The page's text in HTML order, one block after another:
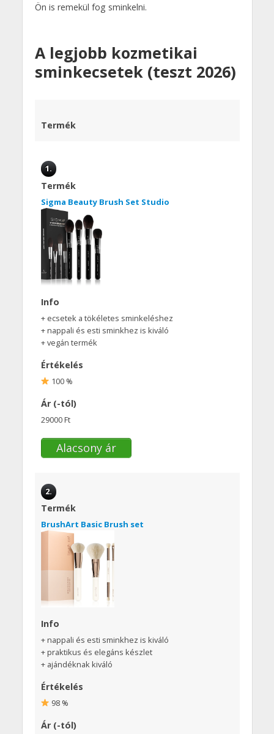
Ön is remekül fog sminkelni.
A legjobb kozmetikai
sminkecsetek (teszt 2026)
Termék
1.
Termék
Sigma Beauty Brush Set Studio
Info
+ ecsetek a tökéletes sminkeléshez
+ nappali és esti sminkhez is kiváló
+ vegán termék
Értékelés
100 %
Ár (-tól)
29000 Ft
Alacsony ár
2.
Termék
BrushArt Basic Brush set
Info
+ nappali és esti sminkhez is kiváló
+ praktikus és elegáns készlet
+ ajándéknak kiváló
Értékelés
98 %
Ár (-tól)